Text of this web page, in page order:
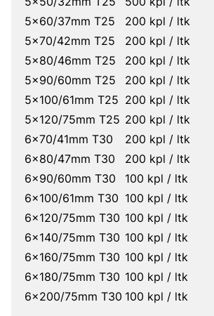
5x60/37mm T25
200 kpl / ltk
5x70/42mm T25
200 kpl / ltk
5x80/46mm T25
200 kpl / ltk
5x90/60mm T25
200 kpl / ltk
5x100/61mm T25 200 kpl / ltk
5x120/75mm T25 200 kpl / ltk
6x70/41mm T30
200 kpl / ltk
6x80/47mm T30
200 kpl / ltk
6x90/60mm T30
100 kpl / ltk
6x100/61mm T30 100 kpl / ltk
6x120/75mm T30 100 kpl / ltk
6x140/75mm T30 100 kpl / ltk
6x160/75mm T30 100 kpl / ltk
6x180/75mm T30 100 kpl / ltk
6x200/75mm T30 100 kpl / ltk